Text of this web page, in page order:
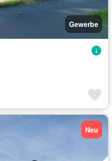
Gewerbe
Neu